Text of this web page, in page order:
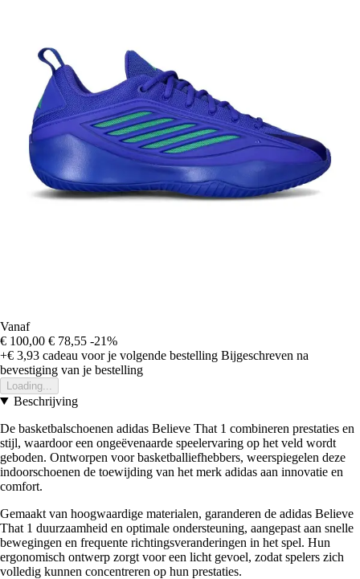
Vanaf
€ 100,00 € 78,55 -21%
+€ 3,93 cadeau voor je volgende bestelling Bijgeschreven na
bevestiging van je bestelling
Loading...
Beschrijving
De basketbalschoenen adidas Believe That 1 combineren prestaties en
stijl, waardoor een ongeëvenaarde speelervaring op het veld wordt
geboden. Ontworpen voor basketballiefhebbers, weerspiegelen deze
indoorschoenen de toewijding van het merk adidas aan innovatie en
comfort.
Gemaakt van hoogwaardige materialen, garanderen de adidas Believe
That 1 duurzaamheid en optimale ondersteuning, aangepast aan snelle
bewegingen en frequente richtingsveranderingen in het spel. Hun
ergonomisch ontwerp zorgt voor een licht gevoel, zodat spelers zich
volledig kunnen concentreren op hun prestaties.